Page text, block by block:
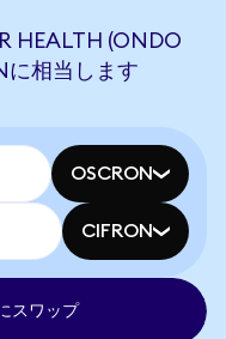
HEALTH (ONDO
に相当します
OSCRON
CIFRON
スワップ